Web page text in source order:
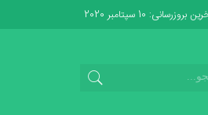
بروزرسانی: 10 سپتامبر 2020